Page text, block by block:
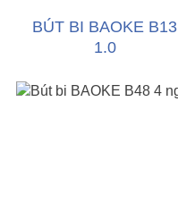
BÚT BI BAOKE B13
1.0